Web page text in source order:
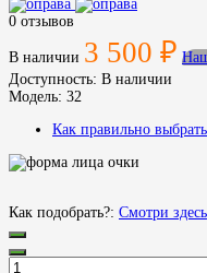
0 отзывов
В наличии 3 500 ₽
Доступность: В наличии
Модель: 32
Как правильно
Как подобрать?: Смотри здесь